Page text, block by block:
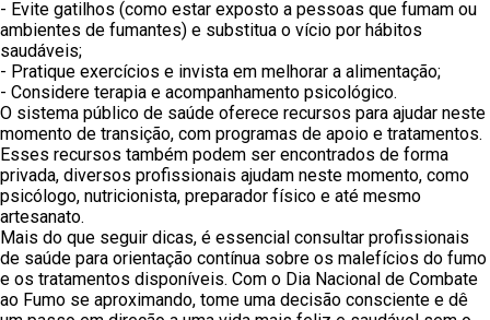
- Evite gatilhos (como estar exposto a pessoas que fumam ou
ambientes de fumantes) e substitua o vício por hábitos
saudáveis;
- Pratique exercícios e invista em melhorar a alimentação;
- Considere terapia e acompanhamento psicológico.
O sistema público de saúde oferece recursos para ajudar neste
momento de transição, com programas de apoio e tratamentos.
Esses recursos também podem ser encontrados de forma
privada, diversos profissionais ajudam neste momento, como
psicólogo, nutricionista, preparador físico e até mesmo
artesanato.
Mais do que seguir dicas, é essencial consultar profissionais
de saúde para orientação contínua sobre os malefícios do fumo
e os tratamentos disponíveis. Com o Dia Nacional de Combate
ao Fumo se aproximando, tome uma decisão consciente e dê